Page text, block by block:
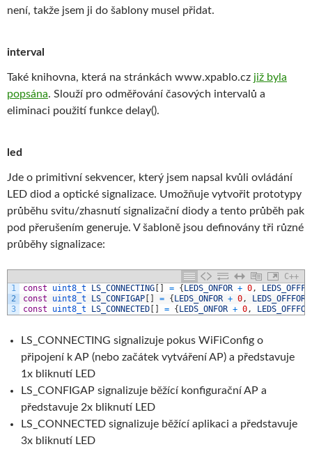
není, takže jsem ji do šablony musel přidat.
interval
Také knihovna, která na stránkách www.xpablo.cz již byla
popsána. Slouží pro odměřování časových intervalů a
eliminaci použití funkce delay().
led
Jde o primitivní sekvencer, který jsem napsal kvůli ovládání
LED diod a optické signalizace. Umožňuje vytvořit prototypy
průběhu svitu/zhasnutí signalizační diody a tento průběh pak
pod přerušením generuje. V šabloně jsou definovány tři různé
průběhy signalizace:
C++
1
2
3
const uint8_t LS_CONNECTING [ ] = {LEDS_ONFOR + 0 ,
const
uint8_t LS_CONFIGAP [ ] = {LEDS_ONFOR + 0 , LEDS_OFFFOR
const
uint8_t LS_CONNECTED [ ] = {LEDS_ONFOR + 0 , LEDS_OFFFOR
LS_CONNECTING signalizuje pokus WiFiConfig o
připojení k AP (nebo začátek vytváření AP) a představuje
1x bliknutí LED
LS_CONFIGAP signalizuje běžící konfigurační AP a
představuje 2x bliknutí LED
LS_CONNECTED signalizuje běžící aplikaci a představuje
3x bliknutí LED